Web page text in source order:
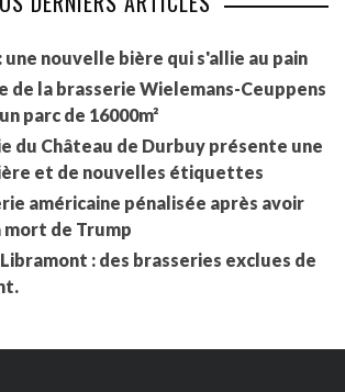
une nouvelle bière qui s'allie au pain
de la brasserie Wielemans-Ceuppens
parc de 16000m²
du Château de Durbuy présente une
et de nouvelles étiquettes
américaine pénalisée après avoir
mort de Trump
: des brasseries exclues de